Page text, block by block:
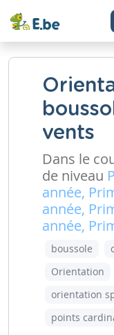
vents
Dans le
de niveau
année,
année,
année,
boussole
Orientation
orientation
points